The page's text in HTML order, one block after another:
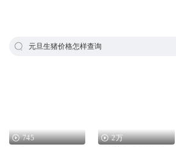
元旦生猪价格怎样查询
745 2万